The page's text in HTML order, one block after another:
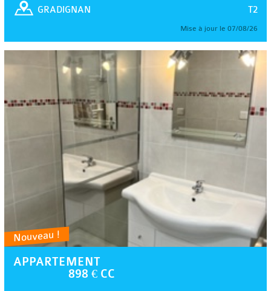
T2
GRADIGNAN
Mise à jour le 07/08/26
Nouveau !
APPARTEMENT
898 € CC